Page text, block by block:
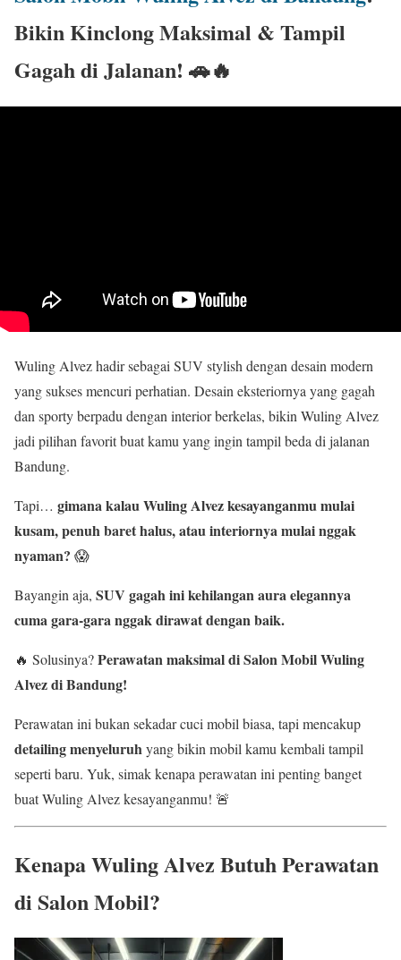
Bikin Kinclong Maksimal & Tampil
Gagah di Jalanan! 🚗🔥
Wuling Alvez hadir sebagai SUV stylish dengan desain modern
yang sukses mencuri perhatian. Desain eksteriornya yang gagah
dan sporty berpadu dengan interior berkelas, bikin Wuling Alvez
jadi pilihan favorit buat kamu yang ingin tampil beda di jalanan
Bandung.
Tapi… gimana kalau Wuling Alvez kesayanganmu mulai
kusam, penuh baret halus, atau interiornya mulai nggak
nyaman? 😱
Bayangin aja, SUV gagah ini kehilangan aura elegannya
cuma gara-gara nggak dirawat dengan baik.
🔥 Solusinya?Perawatan maksimal di Salon Mobil Wuling
Alvez di Bandung!
Perawatan ini bukan sekadar cuci mobil biasa, tapi mencakup
detailing menyeluruhyang bikin mobil kamu kembali tampil
seperti baru. Yuk, simak kenapa perawatan ini penting banget
buat Wuling Alvez kesayanganmu! 🚨
Kenapa Wuling Alvez Butuh Perawatan
di Salon Mobil?